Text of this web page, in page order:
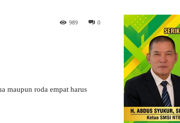
0
989
maupun roda empat harus